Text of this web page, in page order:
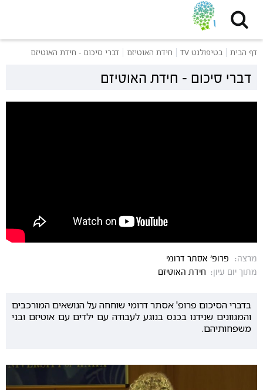
דף הבית בטיפולנט TV חידת האוטיזם דברי סיכום - חידת האוטיזם
דברי סיכום - חידת האוטיזם
מרצה:
פרופ' אסתר דרומי
מתוך יום עיון: חידת האוטיזם
בדברי הסיכום פרופ' אסתר דרומי שוחחה על הנושאים המורכבים
והמגוונים שנידנו בכנס בנוגע לעבודה עם ילדים עם אוטיזם ובני
משפחותיהם.